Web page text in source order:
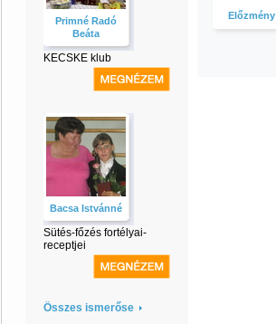
Primné Radó
Beáta
KECSKE klub
Bacsa Istvánné
Sütés-főzés fortélyai-
receptjei
Összes ismerőse
Előzmény